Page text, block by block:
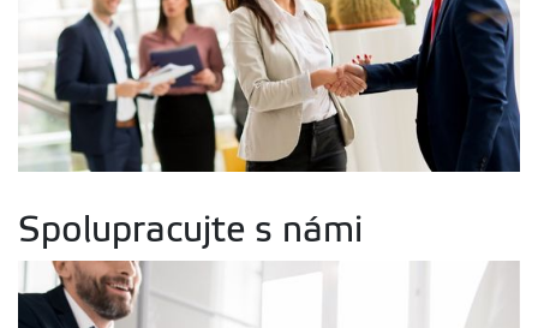
Spolupracujte s námi